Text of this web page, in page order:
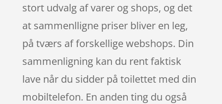
stort udvalg af varer og shops, og det
at sammenlligne priser bliver en leg,
på tværs af forskellige webshops. Din
sammenligning kan du rent faktisk
lave når du sidder på toilettet med din
mobiltelefon. En anden ting du også